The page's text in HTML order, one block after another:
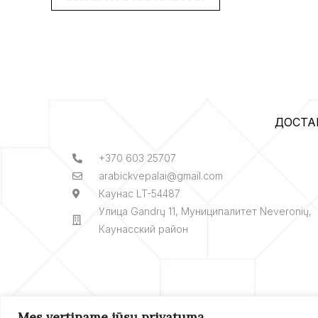
+370 603 25707
arabickvepalai@gmail.com
Каунас LT-54487
Улица Gandrų 11, Муниципалитет Neveronių,
Каунасский район